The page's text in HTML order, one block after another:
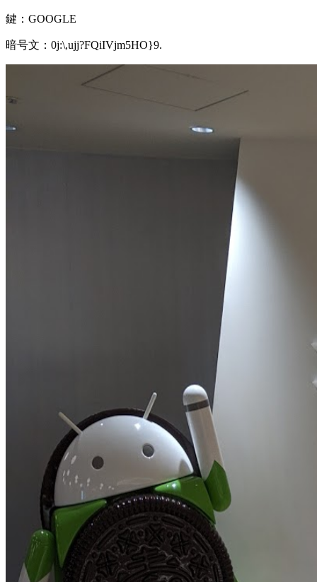
鍵：GOOGLE
暗号文：0j:\,ujj?FQiIVjm5HO}9.